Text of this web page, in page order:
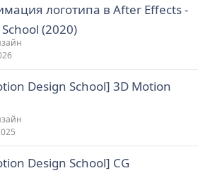
логотипа в After Effects -
(2020)
Design School] 3D Motion
Design School] CG